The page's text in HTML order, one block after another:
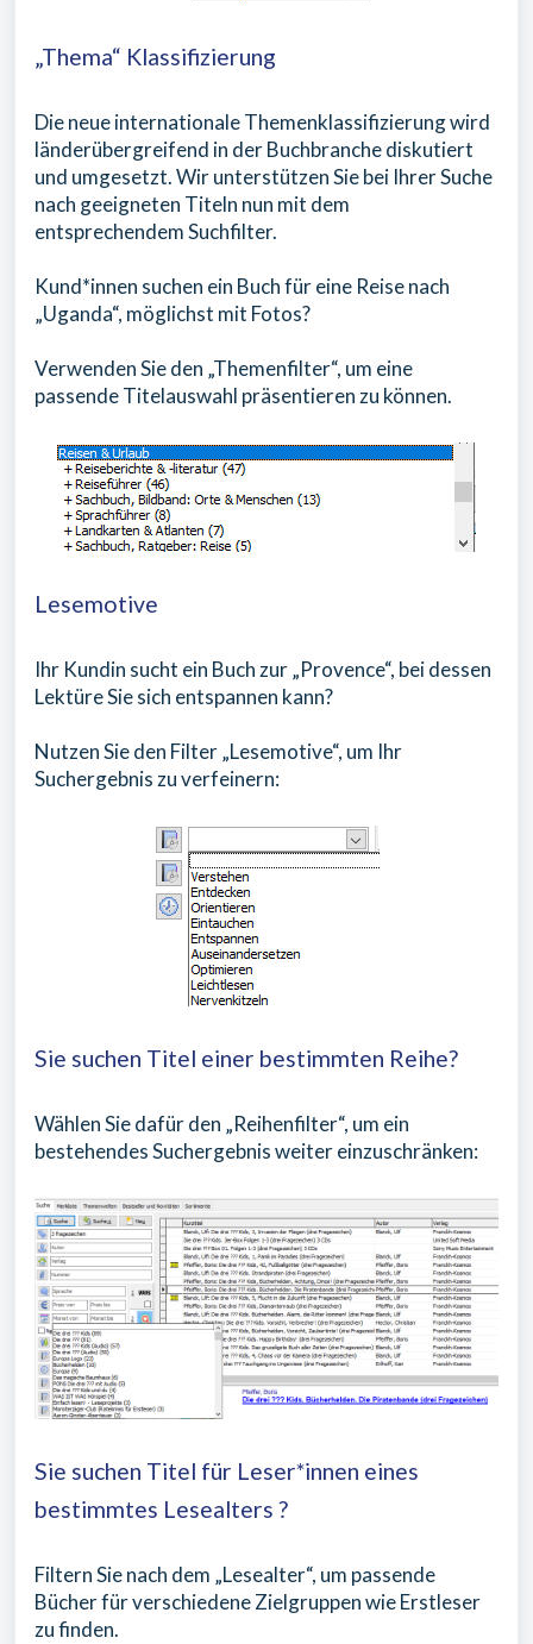
„Thema“ Klassifizierung
Die neue internationale Themenklassifizierung wird
länderübergreifend in der Buchbranche diskutiert
und umgesetzt. Wir unterstützen Sie bei Ihrer Suche
nach geeigneten Titeln nun mit dem
entsprechendem Suchfilter.
Kund*innen suchen ein Buch für eine Reise nach
„Uganda“, möglichst mit Fotos?
Verwenden Sie den „Themenfilter“, um eine
passende Titelauswahl präsentieren zu können.
Lesemotive
Ihr Kundin sucht ein Buch zur „Provence“, bei dessen
Lektüre Sie sich entspannen kann?
Nutzen Sie den Filter „Lesemotive“, um Ihr
Suchergebnis zu verfeinern:
Sie suchen Titel einer bestimmten Reihe?
Wählen Sie dafür den „Reihenfilter“, um ein
bestehendes Suchergebnis weiter einzuschränken:
Sie suchen Titel für Leser*innen eines
bestimmtes Lesealters ?
Filtern Sie nach dem „Lesealter“, um passende
Bücher für verschiedene Zielgruppen wie Erstleser
zu finden.